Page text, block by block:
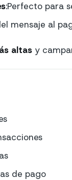
:Perfecto para
mensaje al
altas y
de pago